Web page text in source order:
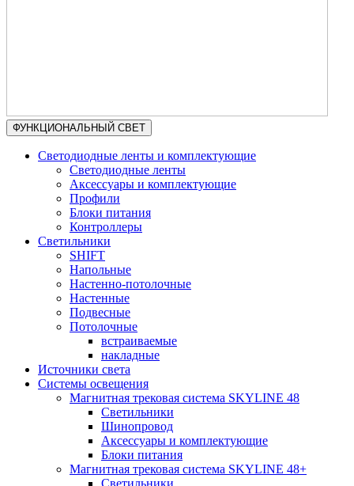
ФУНКЦИОНАЛЬНЫЙ СВЕТ
Светодиодные ленты и комплектующие
Светодиодные ленты
Аксессуары и комплектующие
Профили
Блоки питания
Контроллеры
Светильники
SHIFT
Напольные
Настенно-потолочные
Настенные
Подвесные
Потолочные
встраиваемые
накладные
Источники света
Системы освещения
Магнитная трековая система SKYLINE 48
Светильники
Шинопровод
Аксессуары и комплектующие
Блоки питания
Магнитная трековая система SKYLINE 48+
Светильники